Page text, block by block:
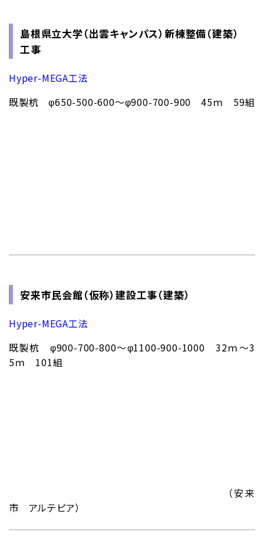
島根県立大学（出雲キャンパス）新棟整備（建築）
工事
Hyper-MEGA工法
既製杭 φ650-500-600～φ900-700-900 45ｍ 59組
安来市民会館（仮称）建設工事（建築）
Hyper-MEGA工法
既製杭 φ900-700-800～φ1100-900-1000 32ｍ～3
5ｍ 101組
（安来
市 アルテピア）